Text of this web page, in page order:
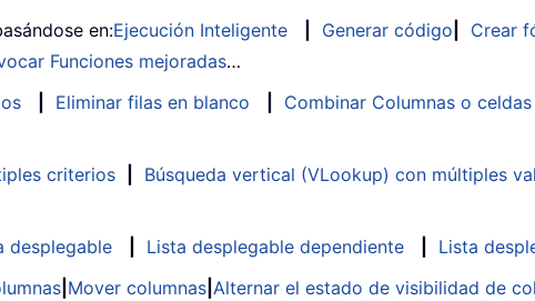
en:Ejecución Inteligente Generar código
Crear
Funciones mejoradas…
Eliminar filas en blanco Combinar Columnas o
criterios Búsqueda vertical (VLookup) con múltiples
desplegable Lista desplegable dependiente Lista
Mover columnas Alternar el estado de visibilidad de